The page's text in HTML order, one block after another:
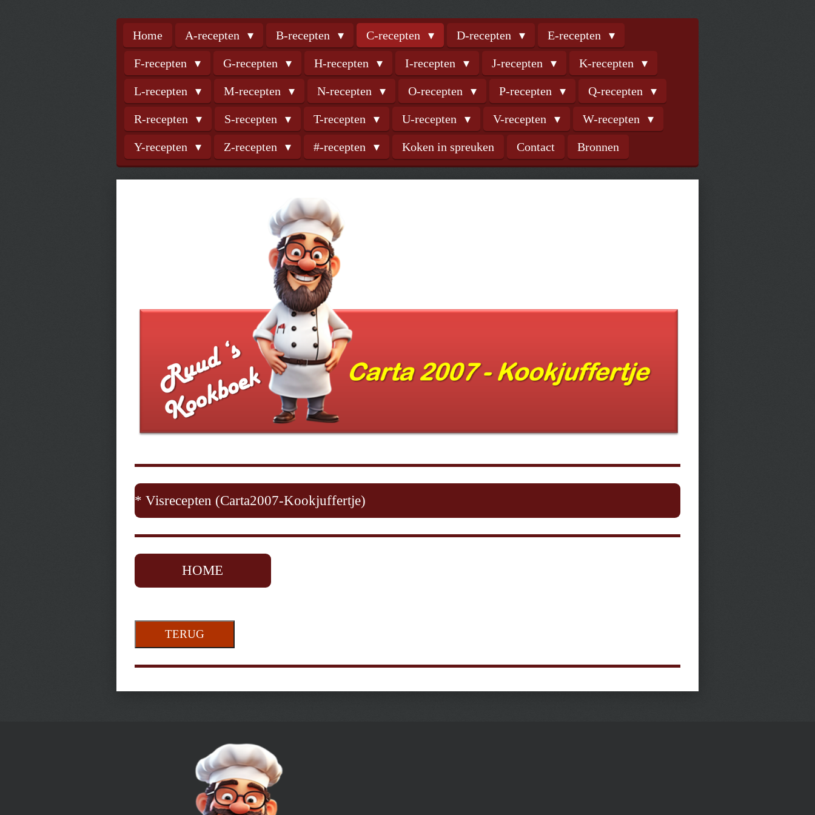
Home A-recepten B-recepten C-recepten D-recepten E-recepten
F-recepten G-recepten H-recepten I-recepten J-recepten K-recepten
L-recepten M-recepten N-recepten O-recepten P-recepten Q-recepten
R-recepten S-recepten T-recepten U-recepten V-recepten W-recepten
Y-recepten Z-recepten #-recepten Koken in spreuken Contact Bronnen
* Visrecepten (Carta2007-Kookjuffertje)
HOME
TERUG